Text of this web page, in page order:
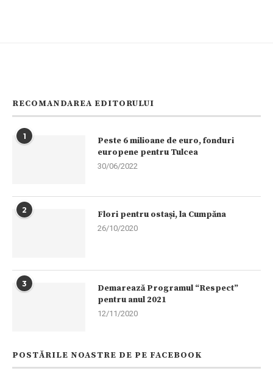
RECOMANDAREA EDITORULUI
1
Peste 6 milioane de euro, fonduri
europene pentru Tulcea
30/06/2022
2 Flori pentru ostași, la Cumpăna
26/10/2020
3
Demarează Programul “Respect”
pentru anul 2021
12/11/2020
POSTĂRILE NOASTRE DE PE FACEBOOK